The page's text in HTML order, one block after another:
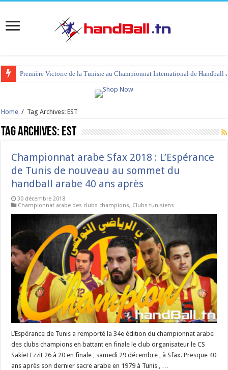
tournoi international Hammamet 2023 : programme et liste des joueurs
Home / Tag Archives: EST
Tag Archives: EST
Championnat arabe Sfax 2018 : L’Espérance
de Tunis de nouveau au sommet du
handball arabe 40 ans après
30 décembre 2018
Championnat arabe des clubs champions, Clubs tunisiens
L’Espérance de Tunis a remporté la 34e édition du championnat arabe
des clubs champions en battant en finale le club organisateur le CS
Sakiet Ezzit 26 à 20 en finale , samedi 29 décembre , à Sfax. Presque 40
ans après son dernier sacre arabe en 1979 à Tunis , …